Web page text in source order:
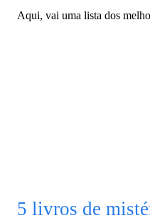
Aqui, vai uma lista dos
5 livros de